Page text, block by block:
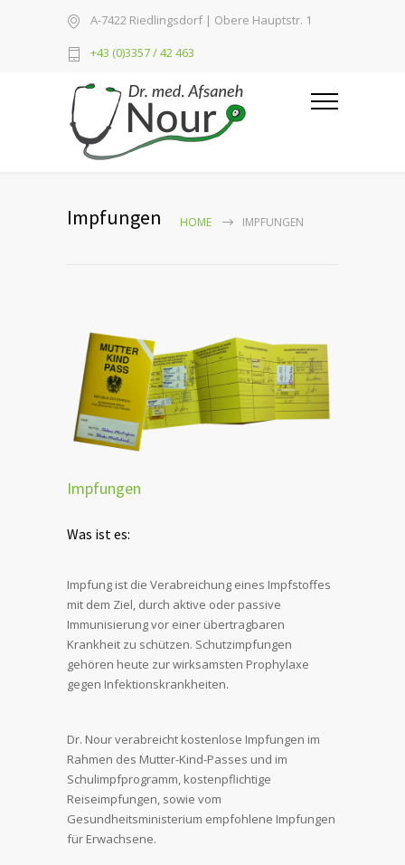
A-7422 Riedlingsdorf | Obere Hauptstr. 1
+43 (0)3357 / 42 463
Impfungen HOME IMPFUNGEN
Impfungen
Was ist es:
Impfung ist die Verabreichung eines Impfstoffes
mit dem Ziel, durch aktive oder passive
Immunisierung vor einer übertragbaren
Krankheit zu schützen. Schutzimpfungen
gehören heute zur wirksamsten Prophylaxe
gegen Infektionskrankheiten.
Dr. Nour verabreicht kostenlose Impfungen im
Rahmen des Mutter-Kind-Passes und im
Schulimpfprogramm, kostenpflichtige
Reiseimpfungen, sowie vom
Gesundheitsministerium empfohlene Impfungen
für Erwachsene.